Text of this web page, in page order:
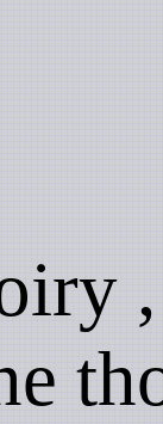
,